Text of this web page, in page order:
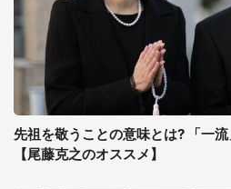
先祖を敬うことの意味とは? 「一
【尾藤克之のオススメ】